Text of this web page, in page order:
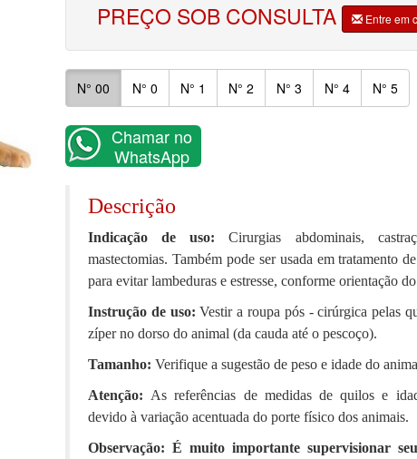
PREÇO SOB CONSULTA Entre em
N° 00 N° 0 N° 1 N° 2 N° 3 N° 4 N° 5
Chamar no
WhatsApp
Descrição
Indicação de uso:Cirurgias abdominais,
mastectomias. Também pode ser usada em tratamento
para evitar lambeduras e estresse, conforme orientação
Instrução de uso:Vestir a roupa pós - cirúrgica pelas
zíper no dorso do animal (da cauda até o pescoço).
Tamanho: Verifique a sugestão de peso e idade do
Atenção: As referências de medidas de quilos e
devido à variação acentuada do porte físico dos animais.
Observação: É muito importante supervisionar